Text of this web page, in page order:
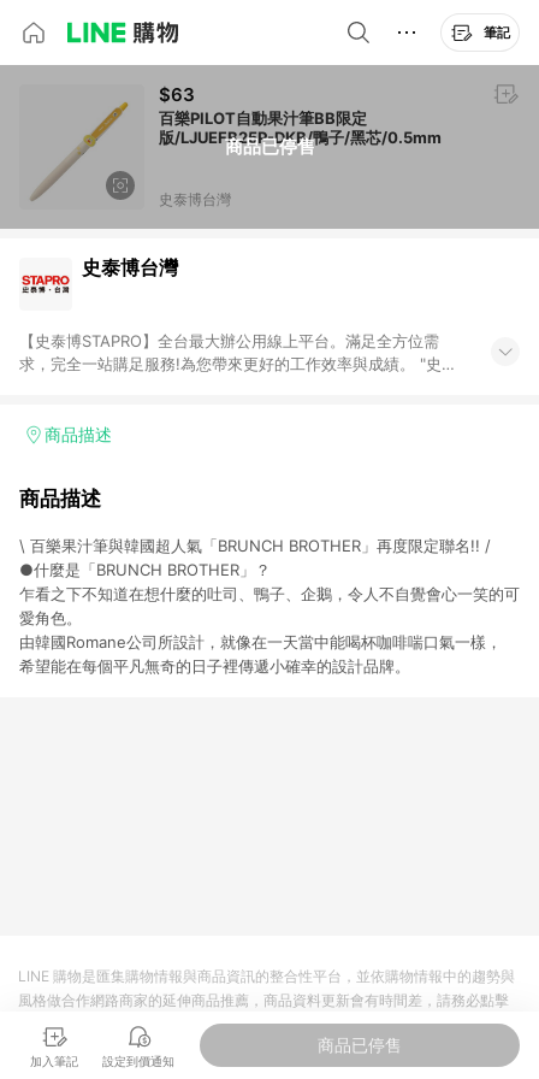
筆記
商品已停售
$63
百樂PILOT自動果汁筆BB限定
版/LJUEFB25P-DKB/鴨子/黑芯/0.5mm
史泰博台灣
史泰博台灣
【史泰博STAPRO】全台最大辦公用線上平台。滿足全方位需
求，完全一站購足服務!為您帶來更好的工作效率與成績。 "史泰
機器、3C及電腦週邊、辦公傢俱、生活用、茶水間用品、名片及
瀏覽器於 24 小時內結帳才享有回饋。 (2) 訂單未滿免運門檻750
商品描述
商品描述
\ 百樂果汁筆與韓國超人氣「BRUNCH BROTHER」再度限定聯名!! /
●什麼是「BRUNCH BROTHER」？
乍看之下不知道在想什麼的吐司、鴨子、企鵝，令人不自覺會心一笑的可
愛角色。
由韓國Romane公司所設計，就像在一天當中能喝杯咖啡喘口氣一樣，
希望能在每個平凡無奇的日子裡傳遞小確幸的設計品牌。
加入筆記 設定到價通知
商品已停售
LINE 購物是匯集購物情報與商品資訊的整合性平台，並依購物情報中的趨勢與
風格做合作網路商家的延伸商品推薦，商品資料更新會有時間差，請務必點擊
商品至各合作網路商家，確認現售價與購物條件，一切資訊以合作廠商網頁為
準。